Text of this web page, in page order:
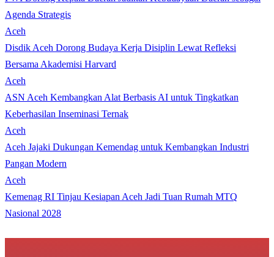
Agenda Strategis
Aceh
Disdik Aceh Dorong Budaya Kerja Disiplin Lewat Refleksi
Bersama Akademisi Harvard
Aceh
ASN Aceh Kembangkan Alat Berbasis AI untuk Tingkatkan
Keberhasilan Inseminasi Ternak
Aceh
Aceh Jajaki Dukungan Kemendag untuk Kembangkan Industri
Pangan Modern
Aceh
Kemenag RI Tinjau Kesiapan Aceh Jadi Tuan Rumah MTQ
Nasional 2028